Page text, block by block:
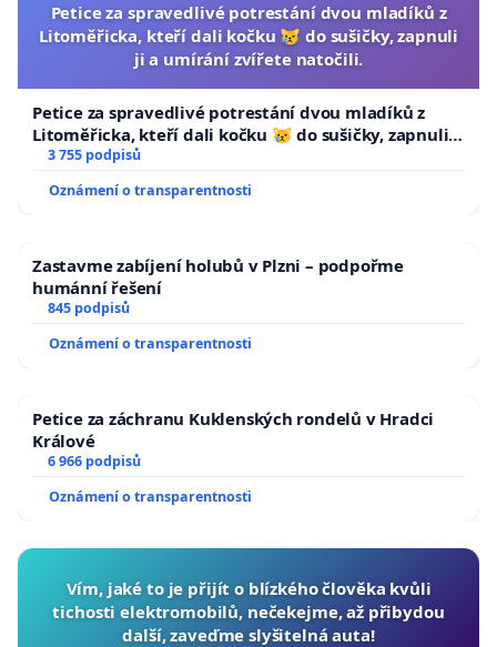
Petice za spravedlivé potrestání dvou mladíků z
Litoměřicka, kteří dali kočku 😿 do sušičky, zapnuli
ji a umírání zvířete natočili.
Petice za spravedlivé potrestání dvou mladíků z
Litoměřicka, kteří dali kočku 😿 do sušičky, zapnuli ji
a umírání zvířete natočili.
3 755 podpisů
Oznámení o transparentnosti
Zastavme zabíjení holubů v Plzni – podpořme
humánní řešení
845 podpisů
Oznámení o transparentnosti
Petice za záchranu Kuklenských rondelů v Hradci
Králové
6 966 podpisů
Oznámení o transparentnosti
Vím, jaké to je přijít o blízkého člověka kvůli
tichosti elektromobilů, nečekejme, až přibydou
další, zaveďme slyšitelná auta!